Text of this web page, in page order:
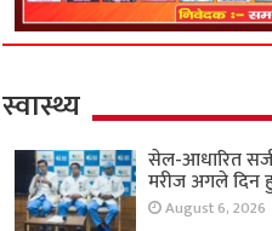
स्वास्थ्य
सेल-आधारित
मरीज अगले दिन
August 6, 2026